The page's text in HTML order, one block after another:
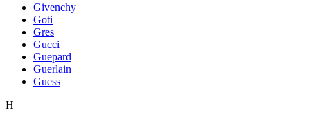
Givenchy
Goti
Gres
Gucci
Guepard
Guerlain
Guess
H